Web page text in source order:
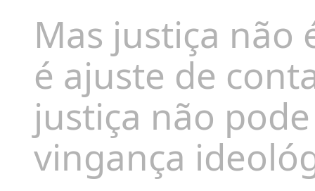
Mas justiça não
é ajuste de
justiça não
vingança